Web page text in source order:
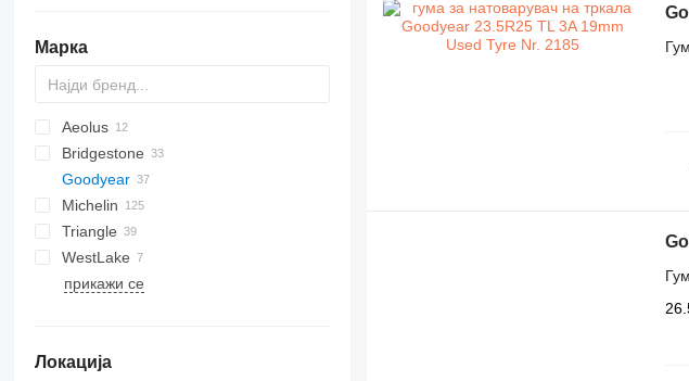
Марка
Aeolus
AL
23
Bridgestone
966
988
992
C-series
MPT
SP
Goodyear
Michelin
Triangle
WestLake
прикажи се
Локација